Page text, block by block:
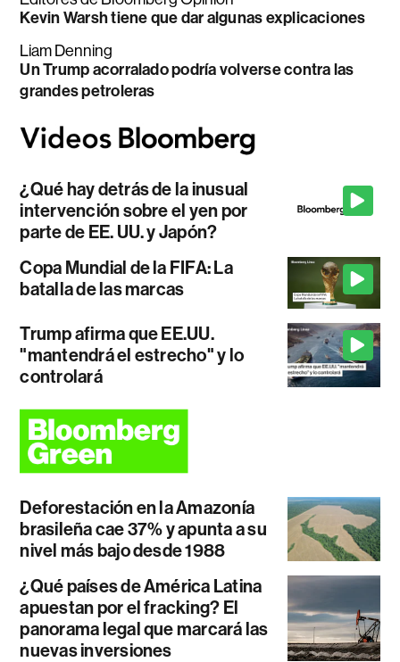
Kevin Warsh tiene que dar algunas explicaciones
Liam Denning
Un Trump acorralado podría volverse contra las
grandes petroleras
¿Qué hay detrás de la inusual
intervención sobre el yen por
parte de EE. UU. y Japón?
Copa Mundial de la FIFA: La
batalla de las marcas
Trump afirma que EE.UU.
"mantendrá el estrecho" y lo
controlará
Deforestación en la Amazonía
brasileña cae 37% y apunta a su
nivel más bajo desde 1988
¿Qué países de América Latina
apuestan por el fracking? El
panorama legal que marcará las
nuevas inversiones